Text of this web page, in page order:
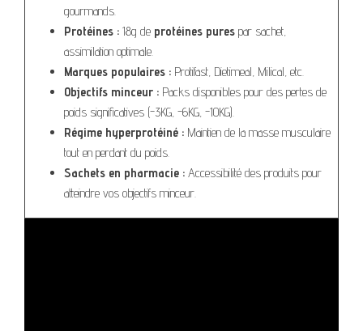
gourmands.
Protéines : 18g de protéines pures par sachet,
assimilation optimale.
Marques populaires : Protifast, Dietimeal, Milical, etc.
Objectifs minceur : Packs disponibles pour des pertes de
poids significatives (-3KG, -6KG, -10KG).
Régime hyperprotéiné : Maintien de la masse musculaire
tout en perdant du poids.
Sachets en pharmacie : Accessibilité des produits pour
atteindre vos objectifs minceur.